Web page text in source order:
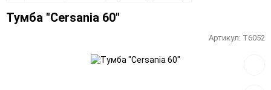
Тумба "Cersania 60"
Артикул: Т6052